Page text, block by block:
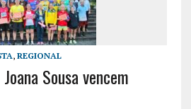
, REGIONAL
Sousa vencem